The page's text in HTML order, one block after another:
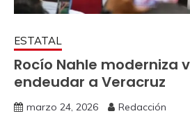
ESTATAL
Rocío Nahle moderniza
endeudar a Veracruz
marzo 24, 2026 Redacción